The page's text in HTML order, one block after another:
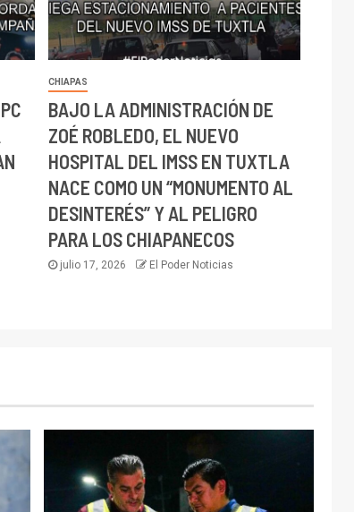
CHIAPAS
BAJO LA ADMINISTRACIÓN DE
ZOÉ ROBLEDO, EL NUEVO
HOSPITAL DEL IMSS EN TUXTLA
NACE COMO UN “MONUMENTO AL
DESINTERÉS” Y AL PELIGRO
PARA LOS CHIAPANECOS
julio 17, 2026 El Poder Noticias